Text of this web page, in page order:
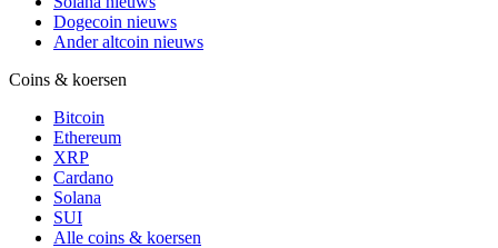
Dogecoin nieuws
Ander altcoin nieuws
Coins & koersen
Bitcoin
Ethereum
XRP
Cardano
Solana
SUI
Alle coins & koersen